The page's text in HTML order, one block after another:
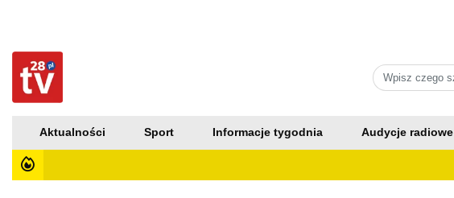
Aktualności Sport Informacje tygodnia Audycje radiowe